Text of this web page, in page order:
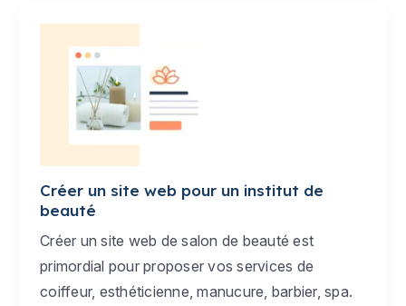
Créer un site web pour un institut de
beauté
Créer un site web de salon de beauté est
primordial pour proposer vos services de
coiffeur, esthéticienne, manucure, barbier, spa.